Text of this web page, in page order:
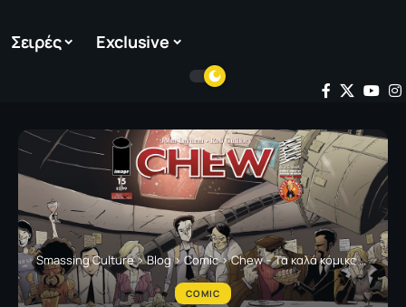
Σειρές Exclusive
Smassing Culture>Blog>Comic>Chew – Τα καλά κόμικς περνάνε από το στομάχι
COMIC